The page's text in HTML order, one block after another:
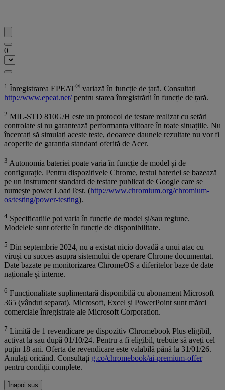
0
1 Înregistrarea EPEAT® variază în funcție de țară. Consultați
http://www.epeat.net/pentru starea înregistrării în funcție de țară.
2 MIL-STD 810G/H este un protocol de testare realizat cu setări
controlate și nu garantează performanța viitoare în toate situațiile. Nu
încercați să simulați aceste teste, deoarece daunele rezultate nu vor fi
acoperite de garanția standard oferită de Acer.
3 Autonomia bateriei poate varia în funcție de model și de
configurație. Pentru dispozitivele Chrome, testul bateriei se bazează
pe un instrument standard de testare publicat de Google care se
numește power LoadTest. (http://www.chromium.org/chromium-
os/testing/power-testing).
4 Specificațiile pot varia în funcție de model și/sau regiune.
Modelele sunt oferite în funcție de disponibilitate.
5 Din septembrie 2024, nu a existat nicio dovadă a unui atac cu
viruși cu succes asupra sistemului de operare Chrome documentat.
Date bazate pe monitorizarea ChromeOS a diferitelor baze de date
naționale și interne.
6 Funcționalitate suplimentară disponibilă cu abonament Microsoft
365 (vândut separat). Microsoft, Excel și PowerPoint sunt mărci
comerciale înregistrate ale Microsoft Corporation.
7 Limită de 1 revendicare pe dispozitiv Chromebook Plus eligibil,
activat la sau după 01/10/24. Pentru a fi eligibil, trebuie să aveți cel
puțin 18 ani. Oferta de revendicare este valabilă până la 31/01/26.
Anulați oricând. Consultați g.co/chromebook/ai-premium-offer
pentru condiții complete.
Înapoi sus